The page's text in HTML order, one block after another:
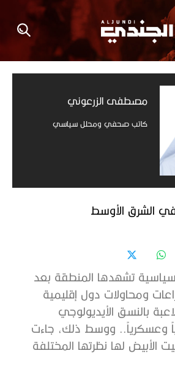
مصطفى الزرعوني​
كاتب صحفي ومحلل سياسي
في الشرق الأوسط
سياسية تشهدها المنطقة بعد
ومحاولات دول إقليمية
بالنسق الأيديولوجي
وعسكرياً.. ووسط ذلك، جاءت
الأبيض لها نظرتها المختلفة